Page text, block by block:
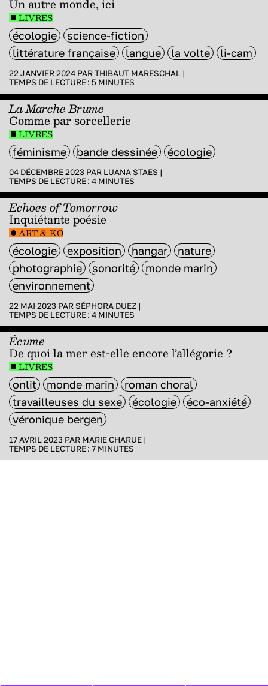
LIVRES
écologie
science-fiction
littérature française
langue la volte li-cam
22 JANVIER 2024 PARTHIBAUT MARESCHAL |
TEMPS DE LECTURE : 5 MINUTES
La Marche Brume
Comme par sorcellerie
LIVRES
féminisme bande dessinée écologie
04 DÉCEMBRE 2023 PAR LUANA STAES |
TEMPS DE LECTURE : 4 MINUTES
Echoes of Tomorrow
Inquiétante poésie
ART & KO
écologie exposition hangar
nature
photographie
sonorité
monde marin
environnement
22 MAI 2023 PAR SÉPHORA DUEZ |
TEMPS DE LECTURE : 4 MINUTES
Écume
De quoi la mer est-elle encore l’allégorie ?
LIVRES
onlit monde marin
roman choral
travailleuses du sexe
écologie
éco-anxiété
véronique bergen
17 AVRIL 2023 PAR MARIE CHARUE |
TEMPS DE LECTURE : 7 MINUTES